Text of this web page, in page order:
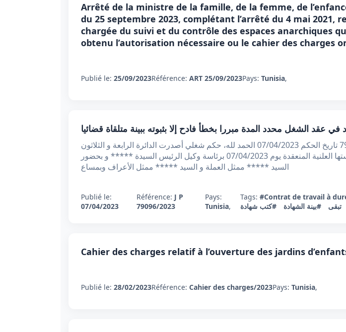
Arrêté de la ministre de la famille, de la femme, de
du 25 septembre 2023, complétant l’arrêté du 4 mai 2021,
chargée du suivi et du contrôle des espaces anarchiques
obtenu l’autorisation nécessaire ou le cahier des charges
Publié le: 25/09/2023Référence: ART 25/09/2023Pays: Tunisia,
الجمهورية التونسية وزارة العدل المحكمة الابتدائية بتونس القضية عدد 79096 تاريخ الحكم 07/04/2023 الحمد لله، حكم شغلي أصدرت الدائرة الرابعة و الثلاثون
بالمحكمة الابتدائية بتونس حال انتصابها للقضاء في المادة الشغلية بجلستها العلنية المنعقدة يوم 07/04/2023 برئاسة وكيل الرئيس السيدة ***** و بحضور
السيد ***** ممثل العملة و السيد ***** ممثل الأعراف وبمساع
Publié le:
07/04/2023
Référence: J P
79096/2023
Pays:
Tunisia,
Tags: #Contrat de travail à
تبقى
#بينة الشهادة #كتب شهادة
Cahier des charges relatif à l’ouverture des jardins
Publié le: 28/02/2023Référence: Cahier des charges/2023Pays: Tunisia,